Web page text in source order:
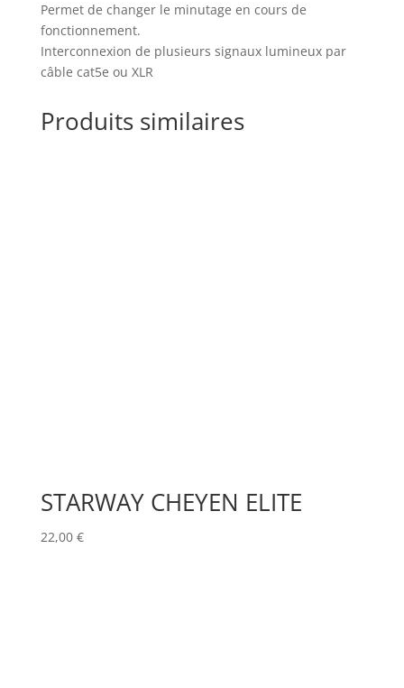
Permet de changer le minutage en cours de
fonctionnement.
Interconnexion de plusieurs signaux lumineux par
câble cat5e ou XLR
Produits similaires
STARWAY CHEYEN ELITE
22,00 €